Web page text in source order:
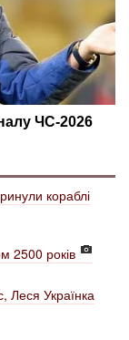
кораблі
2500 років
Леся Українка